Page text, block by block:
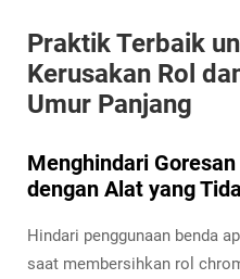
Praktik Terbaik
Kerusakan Rol
Umur Panjang
Menghindari
dengan Alat yang
Hindari penggunaan benda
saat membersihkan rol